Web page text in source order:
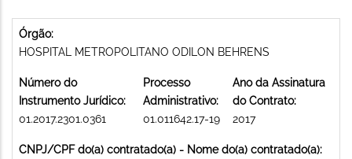
Órgão:
HOSPITAL METROPOLITANO ODILON BEHRENS
Número do
Instrumento Jurídico:
01.2017.2301.0361
Processo
Administrativo:
01.011642.17-19
Ano da Assinatura
do Contrato:
2017
CNPJ/CPF do(a) contratado(a) - Nome do(a) contratado(a):